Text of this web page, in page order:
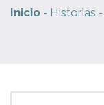
Inicio - Historias -